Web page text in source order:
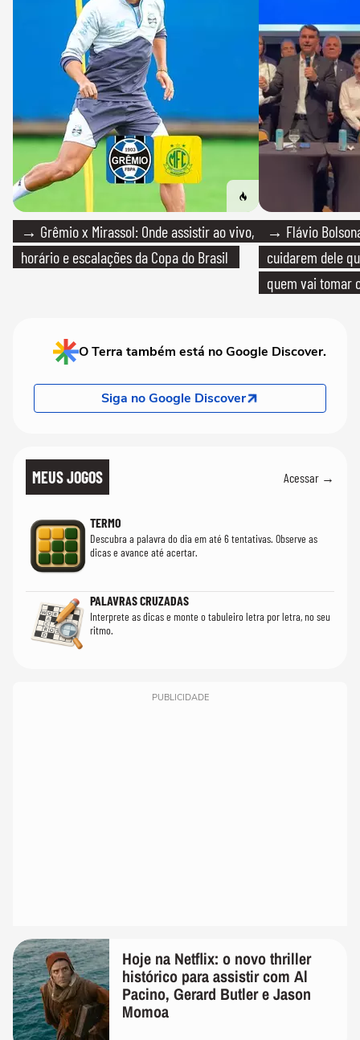
→ Grêmio x Mirassol: Onde assistir ao vivo,
horário e escalações da Copa do Brasil
→ Flávio
cuidarem dele
quem vai tomar
O Terra também está no Google Discover.
Siga no Google Discover
MEUS JOGOS Acessar →
TERMO
Descubra a palavra do dia em até 6 tentativas. Observe as
dicas e avance até acertar.
PALAVRAS CRUZADAS
Interprete as dicas e monte o tabuleiro letra por letra, no seu
ritmo.
PUBLICIDADE
Hoje na Netflix: o novo thriller
histórico para assistir com Al
Pacino, Gerard Butler e Jason
Momoa